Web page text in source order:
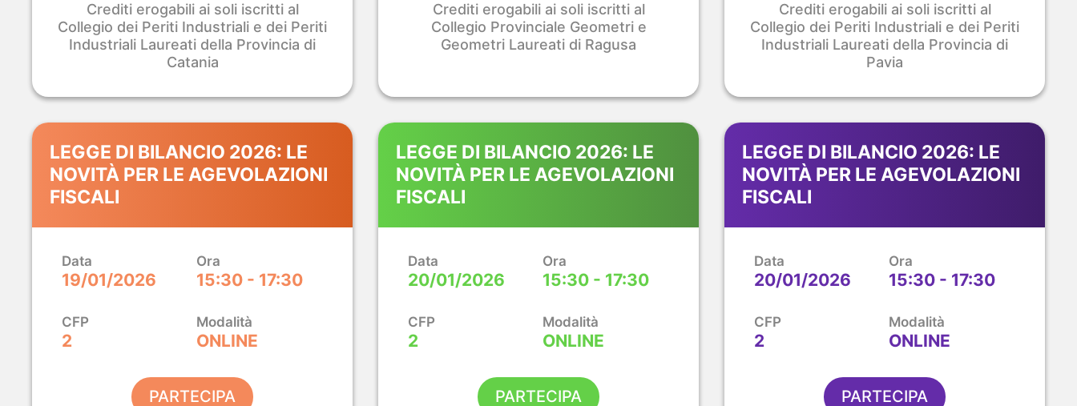
Crediti erogabili ai soli iscritti al
Collegio dei Periti Industriali e dei Periti
Industriali Laureati della Provincia di
Catania
Crediti erogabili ai soli iscritti al
Collegio Provinciale Geometri e
Geometri Laureati di Ragusa
Crediti erogabili ai soli iscritti al
Collegio dei Periti Industriali e dei Periti
Industriali Laureati della Provincia di
Pavia
LEGGE DI BILANCIO 2026: LE
NOVITÀ PER LE AGEVOLAZIONI
FISCALI
Data Ora
19/01/2026 15:30 - 17:30
CFP Modalità
2 ONLINE
PARTECIPA
LEGGE DI BILANCIO 2026: LE
NOVITÀ PER LE AGEVOLAZIONI
FISCALI
Data Ora
20/01/2026 15:30 - 17:30
CFP Modalità
2 ONLINE
PARTECIPA
LEGGE DI BILANCIO 2026: LE
NOVITÀ PER LE AGEVOLAZIONI
FISCALI
Data Ora
20/01/2026 15:30 - 17:30
CFP Modalità
2 ONLINE
PARTECIPA